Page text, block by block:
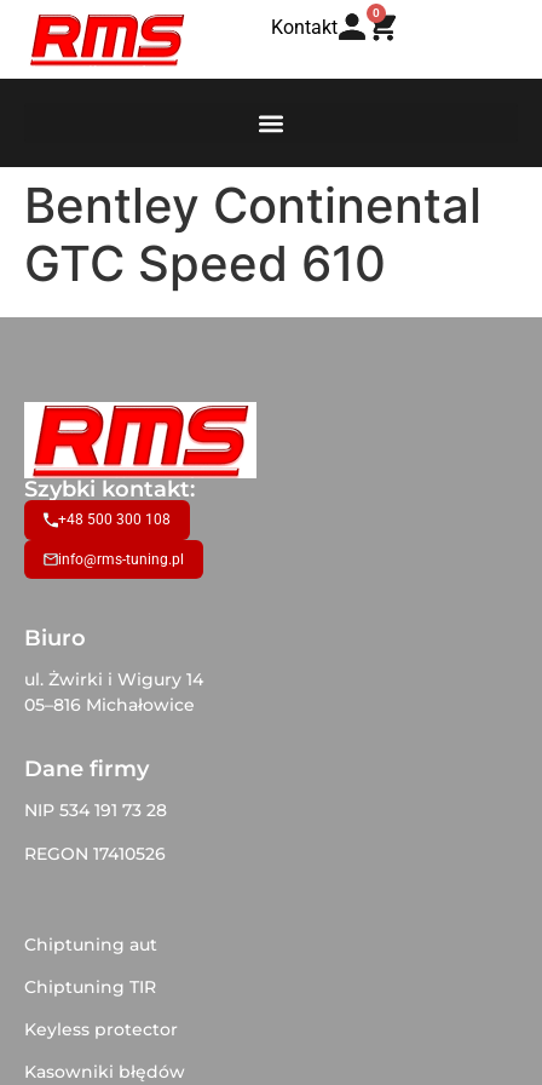
Kontakt
0
Bentley Continental
GTC Speed 610
Szybki kontakt:
+48 500 300 108
info@rms-tuning.pl
Biuro
ul. Żwirki i Wigury 14
05–816 Michałowice
Dane firmy
NIP 534 191 73 28
REGON 17410526
Chiptuning aut
Chiptuning TIR
Keyless protector
Kasowniki błędów